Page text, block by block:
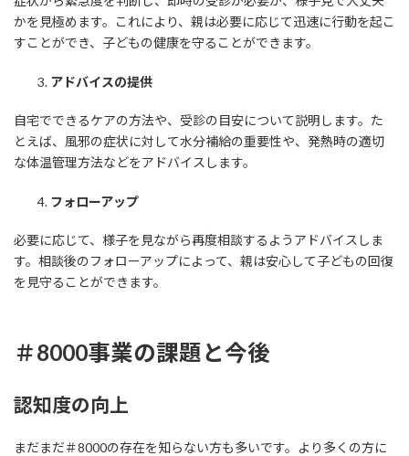
かを見極めます。これにより、親は必要に応じて迅速に行動を起こ
すことができ、子どもの健康を守ることができます。
アドバイスの提供
自宅でできるケアの方法や、受診の目安について説明します。た
とえば、風邪の症状に対して水分補給の重要性や、発熱時の適切
な体温管理方法などをアドバイスします。
フォローアップ
必要に応じて、様子を見ながら再度相談するようアドバイスしま
す。相談後のフォローアップによって、親は安心して子どもの回復
を見守ることができます。
＃8000事業の課題と今後
認知度の向上
まだまだ＃8000の存在を知らない方も多いです。より多くの方に